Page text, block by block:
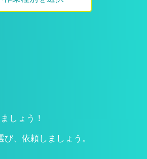
しょう！
、依頼しましょう。